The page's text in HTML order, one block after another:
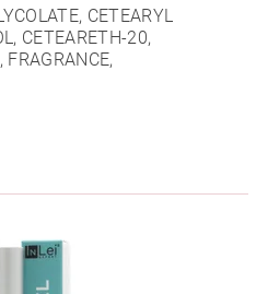
CETEARYL
CETEARETH-20,